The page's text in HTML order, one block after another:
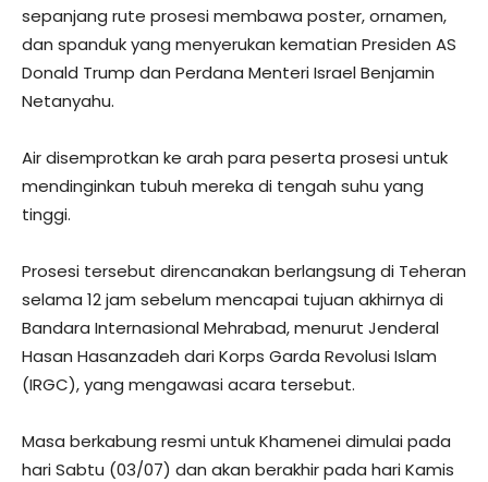
sepanjang rute prosesi membawa poster, ornamen,
dan spanduk yang menyerukan kematian Presiden AS
Donald Trump dan Perdana Menteri Israel Benjamin
Netanyahu.
Air disemprotkan ke arah para peserta prosesi untuk
mendinginkan tubuh mereka di tengah suhu yang
tinggi.
Prosesi tersebut direncanakan berlangsung di Teheran
selama 12 jam sebelum mencapai tujuan akhirnya di
Bandara Internasional Mehrabad, menurut Jenderal
Hasan Hasanzadeh dari Korps Garda Revolusi Islam
(IRGC), yang mengawasi acara tersebut.
Masa berkabung resmi untuk Khamenei dimulai pada
hari Sabtu (03/07) dan akan berakhir pada hari Kamis